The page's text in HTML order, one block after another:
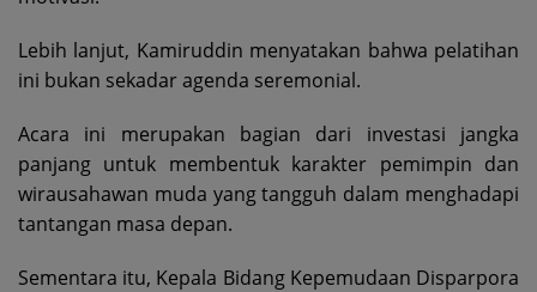
Lebih lanjut, Kamiruddin menyatakan bahwa pelatihan
ini bukan sekadar agenda seremonial.
Acara ini merupakan bagian dari investasi jangka
panjang untuk membentuk karakter pemimpin dan
wirausahawan muda yang tangguh dalam menghadapi
tantangan masa depan.
Sementara itu, Kepala Bidang Kepemudaan Disparpora